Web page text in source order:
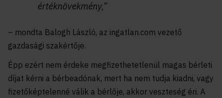
értéknövekmény,”
– mondta Balogh László, az ingatlan.com vezető
gazdasági szakértője.
Épp ezért nem érdeke megfizethetetlenül magas bérleti
díjat kérni a bérbeadónak, mert ha nem tudja kiadni, vagy
fizetőképtelenné válik a bérlője, akkor veszteség éri. A